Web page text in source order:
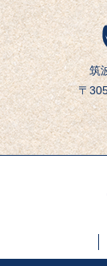
筑
〒